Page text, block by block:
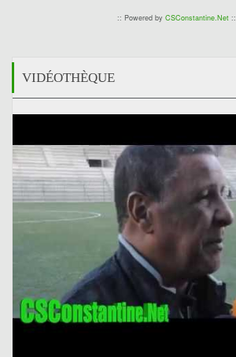
:: Powered by CSConstantine.Net::
VIDÉOTHÈQUE